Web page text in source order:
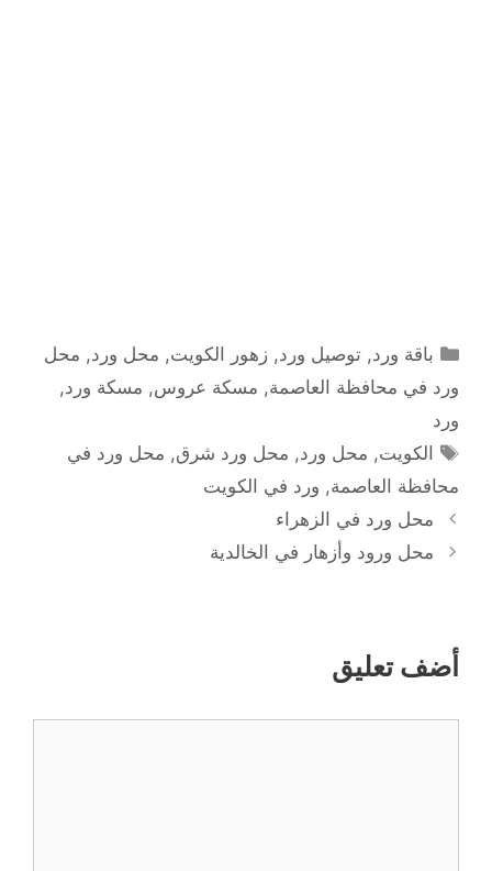
التصنيفات
باقة ورد,توصيل ورد,زهور الكويت, محل ورد, محل
ورد في محافظة العاصمة, مسكة عروس, مسكة ورد,
ورد
الوسوم
الكويت, محل ورد, محل ورد شرق, محل ورد في
محافظة العاصمة, ورد في الكويت
محل ورد في الزهراء
محل ورود وأزهار في الخالدية
أضف تعليق